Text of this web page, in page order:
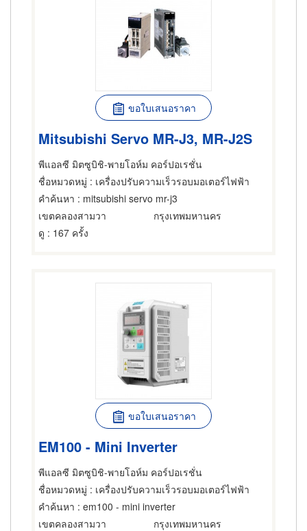
ขอใบเสนอราคา
Mitsubishi Servo MR-J3, MR-J2S
พีแอลซี มิตซูบิชิ-พายโอห์ม คอร์ปอเรชั่น
ชื่อหมวดหมู่ : เครื่องปรับความเร็วรอบมอเตอร์ไฟฟ้า
คำค้นหา : mitsubishi servo mr-j3
เขตคลองสามวา
กรุงเทพมหานคร
ดู : 167 ครั้ง
ขอใบเสนอราคา
EM100 - Mini Inverter
พีแอลซี มิตซูบิชิ-พายโอห์ม คอร์ปอเรชั่น
ชื่อหมวดหมู่ : เครื่องปรับความเร็วรอบมอเตอร์ไฟฟ้า
คำค้นหา : em100 - mini inverter
เขตคลองสามวา
กรุงเทพมหานคร